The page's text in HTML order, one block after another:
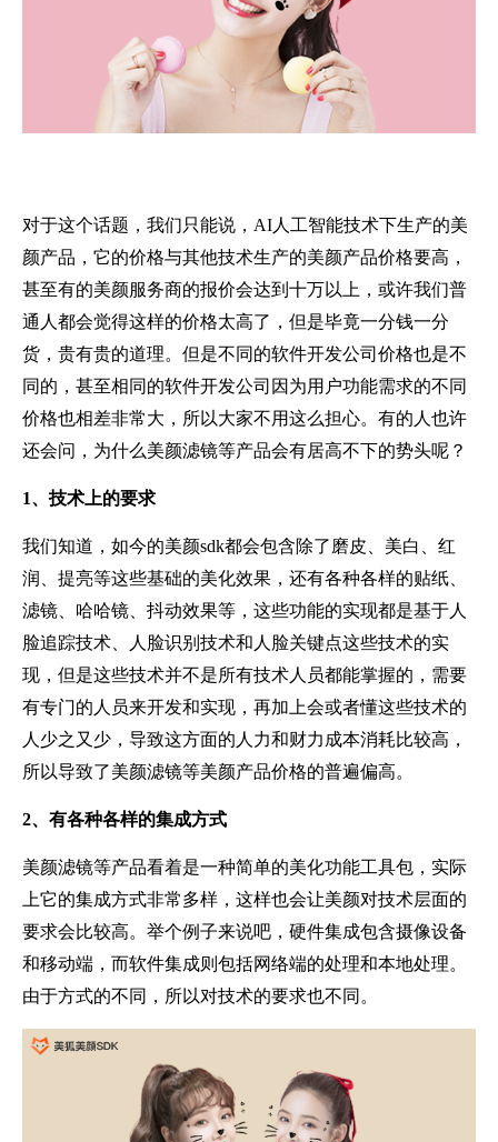
对于这个话题，我们只能说，AI人工智能技术下生产的美
颜产品，它的价格与其他技术生产的美颜产品价格要高，
甚至有的美颜服务商的报价会达到十万以上，或许我们普
通人都会觉得这样的价格太高了，但是毕竟一分钱一分
货，贵有贵的道理。但是不同的软件开发公司价格也是不
同的，甚至相同的软件开发公司因为用户功能需求的不同
价格也相差非常大，所以大家不用这么担心。有的人也许
还会问，为什么美颜滤镜等产品会有居高不下的势头呢？
1、技术上的要求
我们知道，如今的美颜sdk都会包含除了磨皮、美白、红
润、提亮等这些基础的美化效果，还有各种各样的贴纸、
滤镜、哈哈镜、抖动效果等，这些功能的实现都是基于人
脸追踪技术、人脸识别技术和人脸关键点这些技术的实
现，但是这些技术并不是所有技术人员都能掌握的，需要
有专门的人员来开发和实现，再加上会或者懂这些技术的
人少之又少，导致这方面的人力和财力成本消耗比较高，
所以导致了美颜滤镜等美颜产品价格的普遍偏高。
2、有各种各样的集成方式
美颜滤镜等产品看着是一种简单的美化功能工具包，实际
上它的集成方式非常多样，这样也会让美颜对技术层面的
要求会比较高。举个例子来说吧，硬件集成包含摄像设备
和移动端，而软件集成则包括网络端的处理和本地处理。
由于方式的不同，所以对技术的要求也不同。